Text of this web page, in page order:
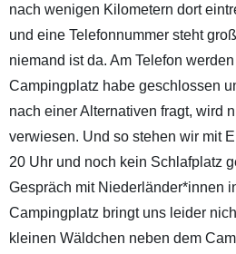
nach wenigen Kilometern dort
und eine Telefonnummer steht
niemand ist da. Am Telefon
Campingplatz habe geschlossen
nach einer Alternativen fragt, wird
verwiesen. Und so stehen wir mit
20 Uhr und noch kein Schlafplatz
Gespräch mit Niederländer*innen
Campingplatz bringt uns leider
kleinen Wäldchen neben dem